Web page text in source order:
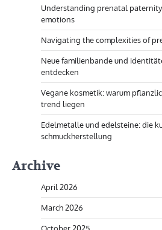
Understanding prenatal paternity
emotions
Navigating the complexities of
Neue familienbande und
entdecken
Vegane kosmetik: warum
trend liegen
Edelmetalle und edelsteine: die
schmuckherstellung
Archive
April 2026
March 2026